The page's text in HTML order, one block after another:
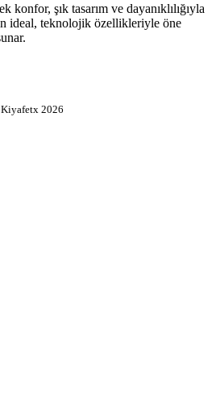
konfor, şık tasarım ve dayanıklılığıyla
ideal, teknolojik özellikleriyle öne
Kiyafetx 2026